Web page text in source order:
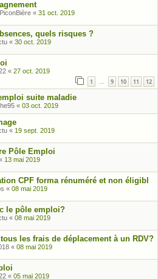
« 31 oct. 2019
quels risques ?
« 30 oct. 2019
« 27 oct. 2019
1 9 10 11 12
suite maladie
« 03 oct. 2019
« 19 sept. 2019
Pôle Emploi
13 mai 2019
CPF forma rénuméré et non éligibl
« 08 mai 2019
le pôle emploi?
« 08 mai 2019
les frais de déplacement à un RDV?
« 08 mai 2019
« 05 mai 2019